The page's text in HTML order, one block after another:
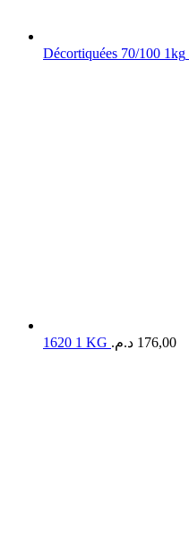
Décortiquées 70/100 1kg
1620 1 KG
176,00 د.م.